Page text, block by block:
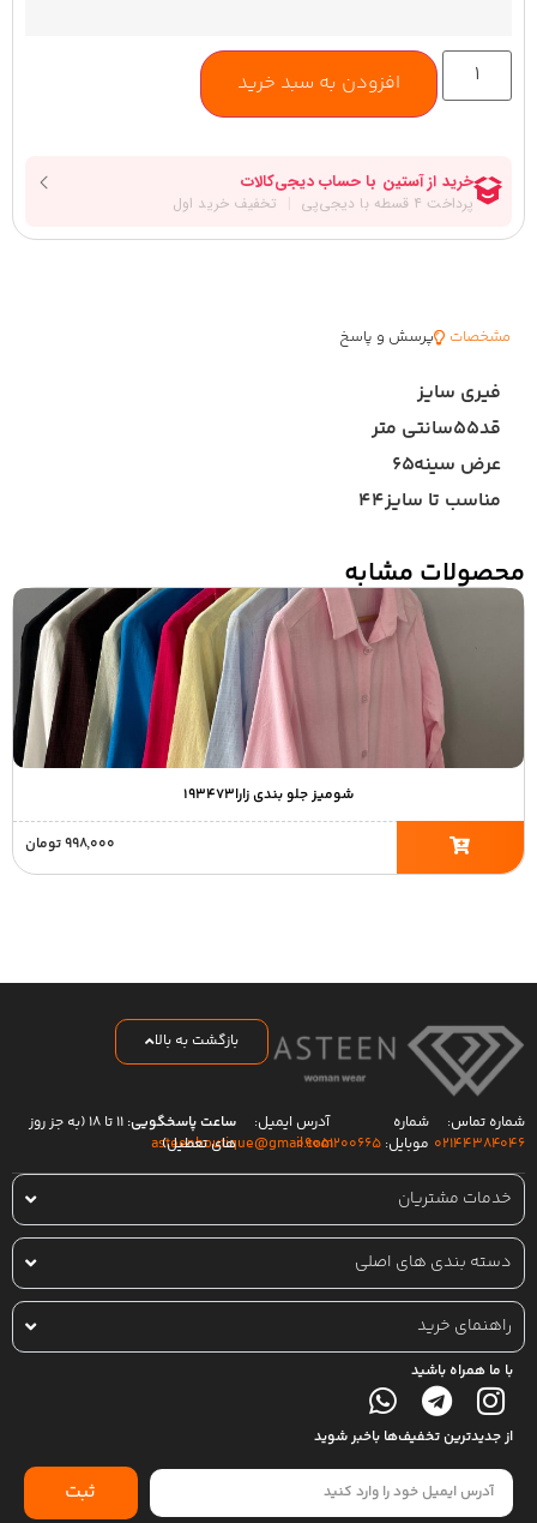
افزودن به سبد خرید
مشخصات پرسش و پاسخ
فیری سایز
قد۵۵سانتی متر
عرض سینه۶۵
مناسب تا سایز۴۴
محصولات مشابه
شومیز جلو بندی زارا۱۹۳۴۷۳
۹۹۸,۰۰۰تومان
بازگشت به بالا
شماره تماس:
۰۲۱۴۴۳۸۴۰۴۶
شماره
موبایل: ۰۹۰۵۱۲۰۰۶۶۵
آدرس ایمیل:
asteenboutique@gmail.com
ساعت پاسخگویی:
۱۱ تا ۱۸ (به جز روز
های تعطیل)
خدمات مشتریان
دسته بندی های اصلی
راهنمای خرید
با ما همراه باشید
از جدیدترین تخفیف‌ها باخبر شوید
ثبت